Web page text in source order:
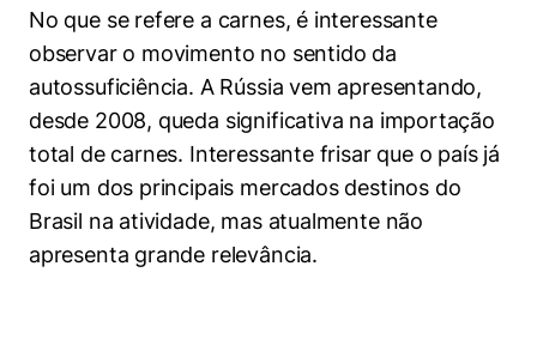
No que se refere a carnes, é interessante
observar o movimento no sentido da
autossuficiência. A Rússia vem apresentando,
desde 2008, queda significativa na importação
total de carnes. Interessante frisar que o país já
foi um dos principais mercados destinos do
Brasil na atividade, mas atualmente não
apresenta grande relevância.